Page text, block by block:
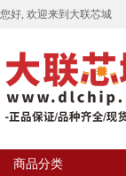
您好, 欢迎来到大联芯城
商品分类